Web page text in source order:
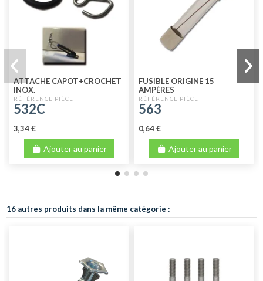
ATTACHE CAPOT+CROCHET
INOX.
532C
3,34 €
Ajouter au panier
FUSIBLE ORIGINE 15
AMPÈRES
563
0,64 €
Ajouter au panier
16 autres produits dans la même catégorie :